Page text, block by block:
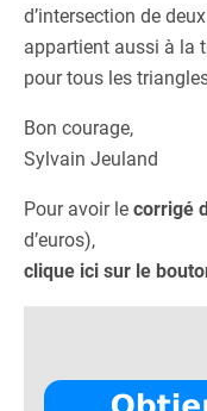
d’intersection de
appartient aussi à la
pour tous les
Bon courage,
Sylvain Jeuland
Pour avoir le corrigé
d’euros),
clique ici sur le